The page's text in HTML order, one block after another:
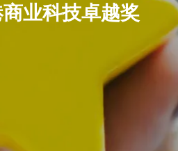
业科技卓越奖